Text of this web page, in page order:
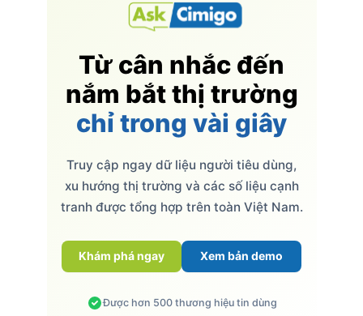
Từ cân nhắc đến
nắm bắt thị trường
chỉ trong vài giây
Truy cập ngay dữ liệu người tiêu dùng,
xu hướng thị trường và các số liệu cạnh
tranh được tổng hợp trên toàn Việt Nam.
Khám phá ngay Xem bản demo
Được hơn 500 thương hiệu tin dùng